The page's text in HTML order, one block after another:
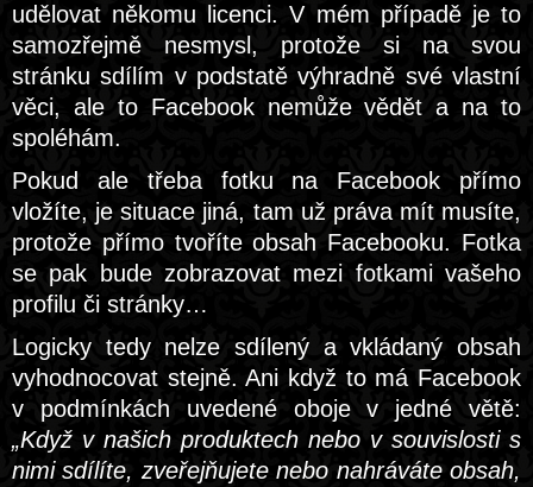
udělovat někomu licenci. V mém případě je to
samozřejmě nesmysl, protože si na svou
stránku sdílím v podstatě výhradně své vlastní
věci, ale to Facebook nemůže vědět a na to
spoléhám.
Pokud ale třeba fotku na Facebook přímo
vložíte, je situace jiná, tam už práva mít musíte,
protože přímo tvoříte obsah Facebooku. Fotka
se pak bude zobrazovat mezi fotkami vašeho
profilu či stránky…
Logicky tedy nelze sdílený a vkládaný obsah
vyhodnocovat stejně. Ani když to má Facebook
v podmínkách uvedené oboje v jedné větě:
„Když v našich produktech nebo v souvislosti s
nimi sdílíte, zveřejňujete nebo nahráváte obsah,